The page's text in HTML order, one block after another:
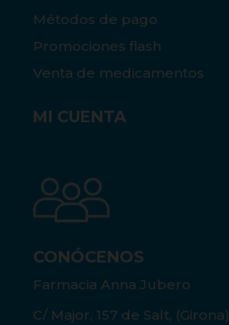
Métodos de pago
Promociones flash
Venta de medicamentos
MI CUENTA
CONÓCENOS
Farmacia Anna Jubero
C/ Major, 157 de Salt, (Girona)